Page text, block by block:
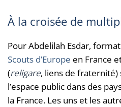
À la croisée de
Pour Abdelilah Esdar,
Scouts d’Europe en France
(religare, liens de fraternité)
l’espace public dans des
la France. Les uns et les